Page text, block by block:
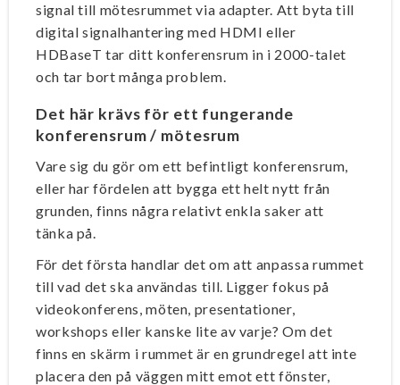
signal till mötesrummet via adapter. Att byta till
digital signalhantering med HDMI eller
HDBaseT tar ditt konferensrum in i 2000-talet
och tar bort många problem.
Det här krävs för ett fungerande
konferensrum / mötesrum
Vare sig du gör om ett befintligt konferensrum,
eller har fördelen att bygga ett helt nytt från
grunden, finns några relativt enkla saker att
tänka på.
För det första handlar det om att anpassa rummet
till vad det ska användas till. Ligger fokus på
videokonferens, möten, presentationer,
workshops eller kanske lite av varje? Om det
finns en skärm i rummet är en grundregel att inte
placera den på väggen mitt emot ett fönster,